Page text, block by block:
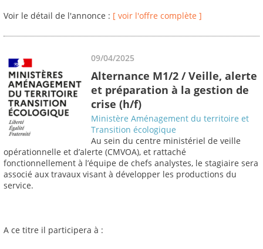
Voir le détail de l'annonce : [ voir l'offre complète ]
09/04/2025
Alternance M1/2 / Veille, alerte
et préparation à la gestion de
crise (h/f)
Ministère Aménagement du territoire et
Transition écologique
Au sein du centre ministériel de veille
opérationnelle et d’alerte (CMVOA), et rattaché
fonctionnellement à l’équipe de chefs analystes, le stagiaire sera
associé aux travaux visant à développer les productions du
service.
A ce titre il participera à :